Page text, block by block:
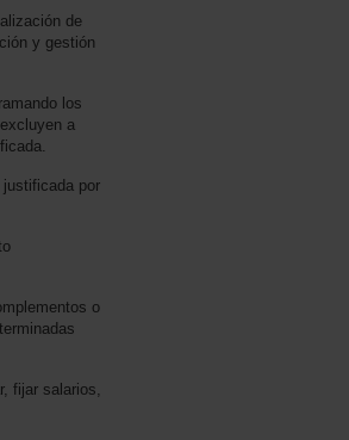
de
y gestión
los
a
por
o
fijar salarios,